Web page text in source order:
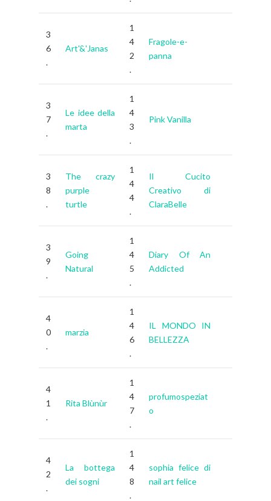
3
6
.
Art'&'Janas
1
4
2
.
Fragole-e-
panna
3
7
.
Le idee della
marta
1
4
3
.
Pink Vanilla
3
8
.
The crazy
purple
turtle
1
4
4
.
Il Cucito
Creativo di
ClaraBelle
3
9
.
Going
Natural
1
4
5
.
Diary Of An
Addicted
4
0
.
marzia
1
4
6
.
IL MONDO IN
BELLEZZA
4
1
.
Rita Blùnùr
1
4
7
.
profumospeziat
o
4
2
.
La bottega
dei sogni
1
4
8
.
sophia felice di
nail art felice